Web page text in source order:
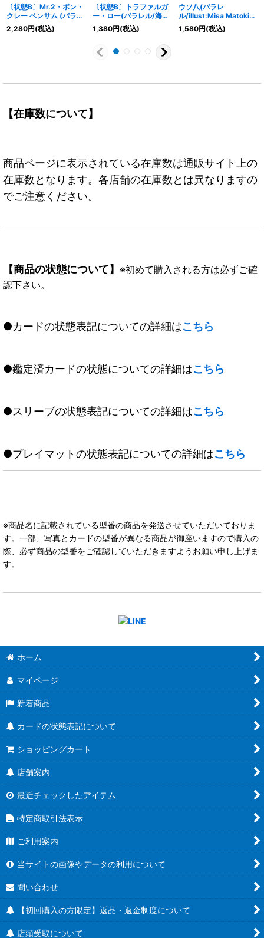
〔状態B〕Mr.2・ボン・
クレー ベンサム (パラレ
ル/illust:Sunohara)
【SEC/P】{EB01-061}
2,280円(税込)
〔状態B〕トラファルガ
ー・ロー(パラレル/海賊
旗背景/漫画絵)
【SEC/P】{OP10-119}
1,380円(税込)
ウソ八(パラレ
ル/illust:Misa Matoki)
【C/P】{ST18-001}
1,580円(税込)
【在庫数について】
商品ページに表示されている在庫数は通販サイト上の
在庫数となります。各店舗の在庫数とは異なりますの
でご注意ください。
【商品の状態について】 ※初めて購入される方は必ずご確
認下さい。
●カードの状態表記についての詳細はこちら
●鑑定済カードの状態についての詳細はこちら
●スリーブの状態表記についての詳細はこちら
●プレイマットの状態表記についての詳細はこちら
※商品名に記載されている型番の商品を発送させていただいておりま
す。一部、写真とカードの型番が異なる商品が御座いますので購入の
際、必ず商品の型番をご確認していただきますようお願い申し上げま
す。
ホーム
マイページ
新着商品
カードの状態表記について
ショッピングカート
店舗案内
最近チェックしたアイテム
特定商取引法表示
ご利用案内
当サイトの画像やデータの利用について
問い合わせ
【初回購入の方限定】返品・返金制度について
店頭受取について